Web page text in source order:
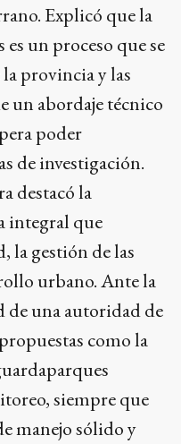
Explicó que la
un proceso que se
provincia y las
un abordaje técnico
poder
de investigación.
destacó la
integral que
la gestión de las
urbano. Ante la
de una autoridad de
como la
siempre que
manejo sólido y